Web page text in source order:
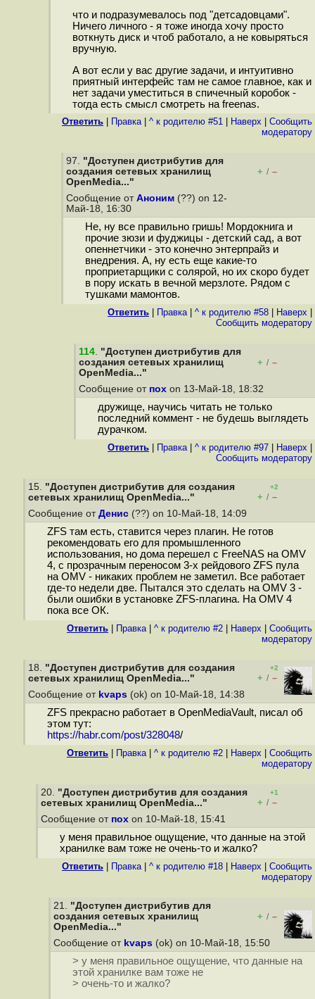
что и подразумевалось под "детсадовцами".
Ничего личного - я тоже иногда хочу просто
воткнуть диск и чтоб работало, а не ковыряться
вручную.
А вот если у вас другие задачи, и интуитивно
приятный интерфейс там не самое главное, как и
нет задачи уместиться в спичечный коробок -
тогда есть смысл смотреть на freenas.
Ответить Правка| ^ к родителю #51 Наверх
Cообщить
модератору
97. "Доступен дистрибутив для
создания сетевых хранилищ
OpenMedia..."
+ / –
Сообщение от Аноним (??) on 12-
Май-18, 16:30
Не, ну все правильно гришь! Мордокнига и
прочие зюзи и фуджицы - детский сад, а вот
опеннетчики - это конечно энтерпрайз и
внедрения. А, ну есть еще какие-то
проприетарщики с солярой, но их скоро будет
в пору искать в вечной мерзлоте. Рядом с
тушками мамонтов.
Ответить Правка| ^ к родителю #58 Наверх
Cообщить модератору
114. "Доступен дистрибутив для
создания сетевых хранилищ
OpenMedia..."
+ / –
Сообщение от пох on 13-Май-18, 18:32
дружище, научись читать не только
последний коммент - не будешь выглядеть
дурачком.
Ответить Правка| ^ к родителю #97 Наверх
Cообщить модератору
15. "Доступен дистрибутив для создания
сетевых хранилищ OpenMedia..."
+2
+ / –
Сообщение от Денис (??) on 10-Май-18, 14:09
ZFS там есть, ставится через плагин. Не готов
рекомендовать его для промышленного
использования, но дома перешел с FreeNAS на OMV
4, с прозрачным переносом 3-х рейдового ZFS пула
на OMV - никаких проблем не заметил. Все работает
где-то недели две. Пытался это сделать на OMV 3 -
были ошибки в установке ZFS-плагина. На OMV 4
пока все ОК.
Ответить Правка| ^ к родителю #2 Наверх
Cообщить
модератору
18. "Доступен дистрибутив для создания
сетевых хранилищ OpenMedia..."
+2
+ / –
Сообщение от kvaps (ok) on 10-Май-18, 14:38
ZFS прекрасно работает в OpenMediaVault, писал об
этом тут:
https://habr.com/post/328048/
Ответить Правка| ^ к родителю #2 Наверх
Cообщить
модератору
20. "Доступен дистрибутив для создания
сетевых хранилищ OpenMedia..."
+1
+ / –
Сообщение от пох on 10-Май-18, 15:41
у меня правильное ощущение, что данные на этой
хранилке вам тоже не очень-то и жалко?
Ответить Правка| ^ к родителю #18 Наверх
Cообщить
модератору
21. "Доступен дистрибутив для
создания сетевых хранилищ
OpenMedia..."
+ / –
Сообщение от kvaps (ok) on 10-Май-18, 15:50
> у меня правильное ощущение, что данные на
этой хранилке вам тоже не
> очень-то и жалко?